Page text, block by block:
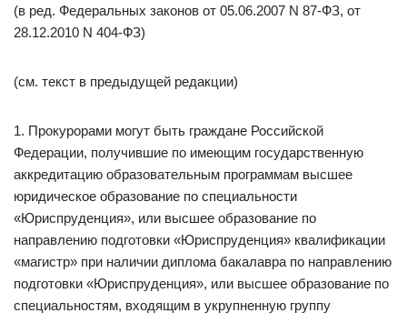
(в ред. Федеральных законов от 05.06.2007 N 87-ФЗ, от
28.12.2010 N 404-ФЗ)
(см. текст в предыдущей редакции)
1. Прокурорами могут быть граждане Российской
Федерации, получившие по имеющим государственную
аккредитацию образовательным программам высшее
юридическое образование по специальности
«Юриспруденция», или высшее образование по
направлению подготовки «Юриспруденция» квалификации
«магистр» при наличии диплома бакалавра по направлению
подготовки «Юриспруденция», или высшее образование по
специальностям, входящим в укрупненную группу